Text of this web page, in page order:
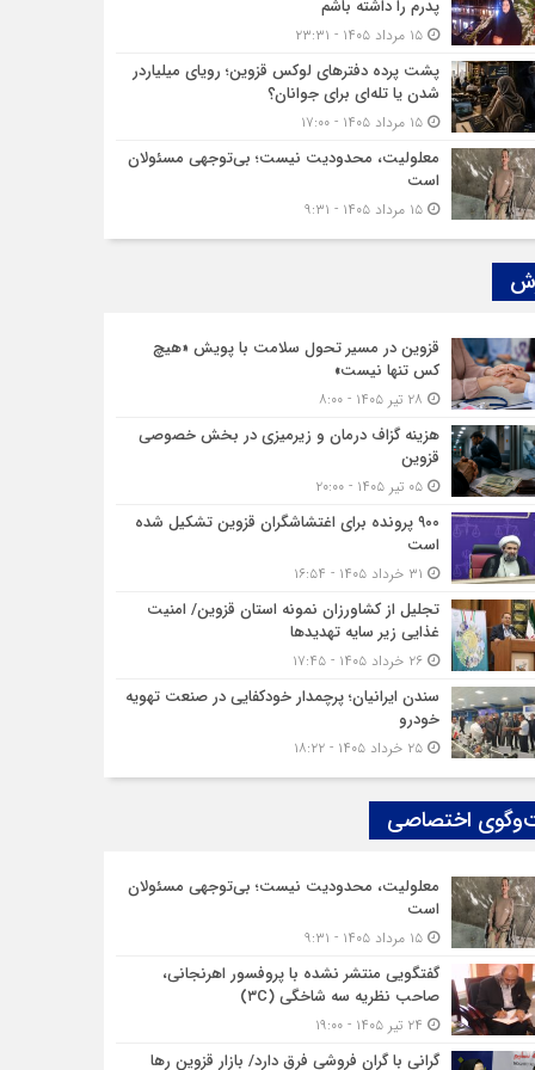
پدرم را داشته باشم
۱۵ مرداد ۱۴۰۵ - ۲۳:۳۱
پشت پرده دفترهای لوکس قزوین؛ رویای میلیاردر
شدن یا تله‌ای برای جوانان؟
۱۵ مرداد ۱۴۰۵ - ۱۷:۰۰
معلولیت، محدودیت نیست؛ بی‌توجهی مسئولان
است
۱۵ مرداد ۱۴۰۵ - ۹:۳۱
قزوین در مسیر تحول سلامت با پویش «هیچ‌
کس تنها نیست»
هزینه‌ گزاف درمان و زیرمیزی در بخش خصوصی
قزوین
۰۵ تیر ۱۴۰۵ - ۲۰:۰۰
۹۰۰ پرونده برای اغتشاشگران قزوین تشکیل شده
است
تجلیل از کشاورزان نمونه استان قزوین/ امنیت
غذایی زیر سایه تهدیدها
۲۶ خرداد ۱۴۰۵ - ۱۷:۴۵
سندن ایرانیان؛ پرچمدار خودکفایی در صنعت تهویه
خودرو
۲۵ خرداد ۱۴۰۵ - ۱۸:۲۲
اختصاصی
معلولیت، محدودیت نیست؛ بی‌توجهی مسئولان
است
۱۵ مرداد ۱۴۰۵ - ۹:۳۱
گفتگویی منتشر نشده با پروفسور اهرنجانی،
صاحب نظریه سه‌ شاخگی (۳C)
گرانی با گران‌ فروشی فرق دارد/ بازار قزوین رها